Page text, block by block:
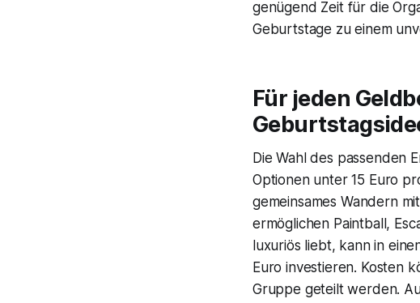
genügend Zeit für die
Geburtstage zu einem
Für jeden
Die Wahl des passenden
Optionen unter 15 Euro
gemeinsames Wandern
ermöglichen Paintball,
luxuriös liebt, kann in
Euro investieren. Kosten
Gruppe geteilt werden.